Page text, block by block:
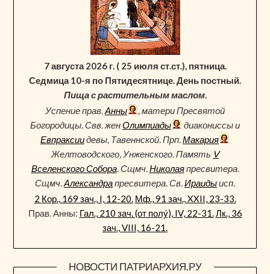
7 августа 2026 г. ( 25 июля ст.ст.), пятница.
Седмица 10-я по Пятидесятнице. День постный.
Пища с растительным маслом.
Успение прав.Анны
, матери Пресвятой
Богородицы. Свв. женОлимпиады
диакониссы и
Евпраксиидевы, Тавеннской. Прп.Макария
Желтоводского, Унженского. Память V
Вселенского Собора. Сщмч.Николаяпресвитера.
Сщмч.Александрапресвитера. Св.Ираидыисп.
2 Кор., 169 зач., I, 12-20. Мф., 91 зач., XXII, 23-33.
Прав. Анны: Гал., 210 зач. (от полу́), IV, 22-31.Лк., 36
зач., VIII, 16-21.
НОВОСТИ ПАТРИАРХИЯ.РУ